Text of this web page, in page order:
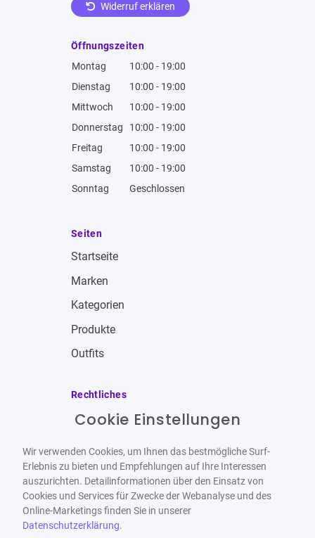
Widerruf erklären
Öffnungszeiten
Montag
10:00 - 19:00
Dienstag
10:00 - 19:00
Mittwoch
10:00 - 19:00
Donnerstag
10:00 - 19:00
Freitag
10:00 - 19:00
Samstag
10:00 - 19:00
Sonntag
Geschlossen
Seiten
Startseite
Marken
Kategorien
Produkte
Outfits
Rechtliches
Impressum
Datenschutzbestimmungen
Widerrufsbelehrung
Cookie Einstellungen
Wir verwenden Cookies, um Ihnen das bestmögliche Surf-
Erlebnis zu bieten und Empfehlungen auf Ihre Interessen
auszurichten. Detailinformationen über den Einsatz von
Cookies und Services für Zwecke der Webanalyse und des
Online-Marketings finden Sie in unserer
Datenschutzerklärung.